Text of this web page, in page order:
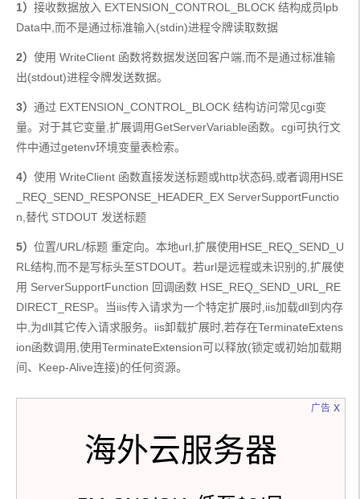
1） 接收数据放入 EXTENSION_CONTROL_BLOCK 结构成员lpb
Data中,而不是通过标准输入(stdin)进程令牌读取数据
2） 使用 WriteClient 函数将数据发送回客户端,而不是通过标准输
出(stdout)进程令牌发送数据。
3） 通过 EXTENSION_CONTROL_BLOCK 结构访问常见cgi变
量。对于其它变量,扩展调用GetServerVariable函数。cgi可执行文
件中通过getenv环境变量表检索。
4） 使用 WriteClient 函数直接发送标题或http状态码,或者调用HSE
_REQ_SEND_RESPONSE_HEADER_EX ServerSupportFunctio
n,替代 STDOUT 发送标题
5） 位置/URL/标题 重定向。本地url,扩展使用HSE_REQ_SEND_U
RL结构,而不是写标头至STDOUT。若url是远程或未识别的,扩展使
用 ServerSupportFunction 回调函数 HSE_REQ_SEND_URL_RE
DIRECT_RESP。当iis传入请求为一个特定扩展时,iis加载dll到内存
中,为dll其它传入请求服务。iis卸载扩展时,若存在TerminateExtens
ion函数调用,使用TerminateExtension可以释放(锁定或初始加载期
间、Keep-Alive连接)的任何资源。
广告
海外云服务器
x